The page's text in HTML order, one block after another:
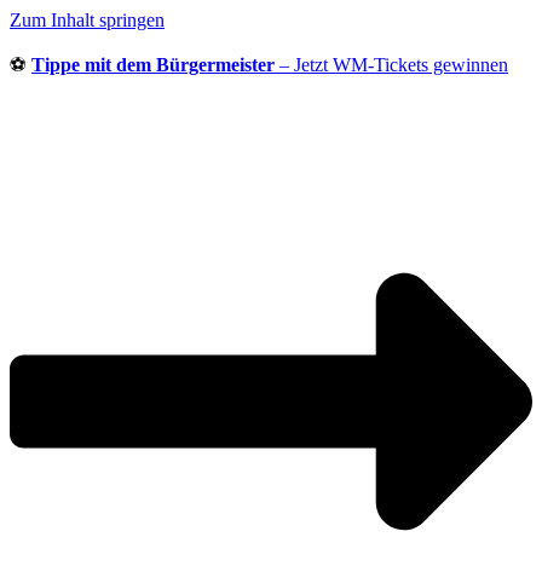
Zum Inhalt springen
⚽ Tippe mit dem Bürgermeister – Jetzt WM-Tickets gewinnen